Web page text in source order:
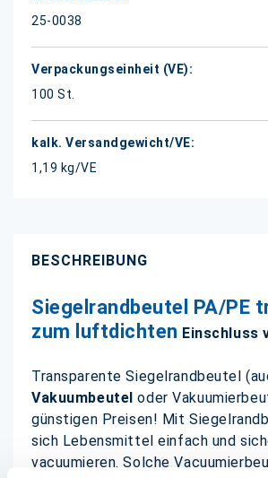
25-0038
100 St.
1,19 kg/VE
BESCHREIBUNG
Siegelrandbeutel PA/PE
zum luftdichten Einschluss
Transparente Siegelrandbeutel
Vakuumbeutel oder
günstigen Preisen! Mit
sich Lebensmittel einfach und
vacuumieren. Solche